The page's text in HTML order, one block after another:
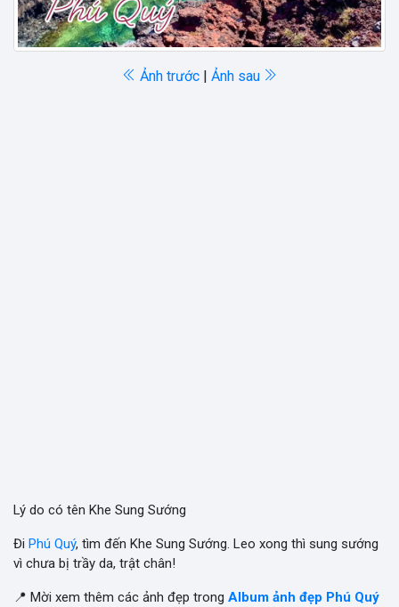
Ảnh trước| Ảnh sau
Lý do có tên Khe Sung Sướng
Đi Phú Quý, tìm đến Khe Sung Sướng. Leo xong thì sung sướng
vì chưa bị trầy da, trật chân!
📍 Mời xem thêm các ảnh đẹp trong Album ảnh đẹp Phú Quý